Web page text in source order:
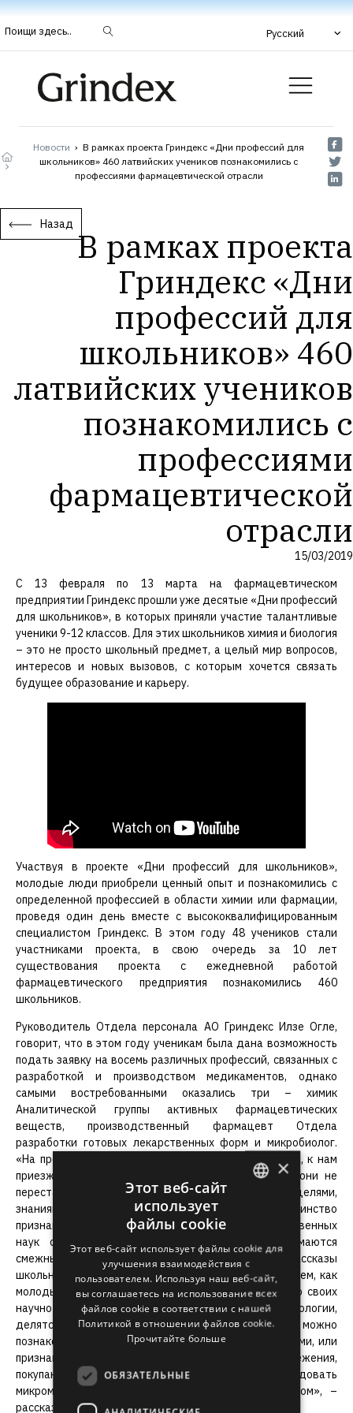
Поищи здесь.. Русский
Новости ›В рамках проекта Гриндекс «Дни профессий для
школьников» 460 латвийских учеников познакомились с
профессиями фармацевтической отрасли
Назад
В рамках проекта
Гриндекс «Дни
профессий для
школьников» 460
латвийских учеников
познакомились с
профессиями
фармацевтической
отрасли
15/03/2019
С 13 февраля по 13 марта на фармацевтическом
предприятии Гриндекс прошли уже десятые «Дни профессий
для школьников», в которых приняли участие талантливые
ученики 9-12 классов. Для этих школьников химия и биология
– это не просто школьный предмет, а целый мир вопросов,
интересов и новых вызовов, с которым хочется связать
будущее образование и карьеру.
Участвуя в проекте «Дни профессий для школьников»,
молодые люди приобрели ценный опыт и познакомились с
определенной профессией в области химии или фармации,
проведя один день вместе с высококвалифицированным
специалистом Гриндекс. В этом году 48 учеников стали
участниками проекта, в свою очередь за 10 лет
существования проекта с ежедневной работой
фармацевтического предприятия познакомились 460
школьников.
Руководитель Отдела персонала АО Гриндекс Илзе Огле,
говорит, что в этом году ученикам была дана возможность
подать заявку на восемь различных профессий, связанных с
разработкой и производством медикаментов, однако
самыми востребованными оказались три – химик
Аналитической группы активных фармацевтических
веществ, производственный фармацевт Отдела
разработки готовых лекарственных форм и микробиолог.
«На протяжении многих лет существования проекта, к нам
приезжали различные школьники, но каждый год они не
перестают нас удивлять – своей мотивацией и целями,
знаниями и способностями. Подавляющее большинство
признают, что глубокий интерес к изучению естественных
наук создают как члены семьи, которые занимаются
смежными профессиями, так и вдохновляющие рассказы
школьных учителей. Мы с радостью наблюдаем за тем, как
молодые люди с горящими глазами рассказывают о своих
научно-исследовательских работах по химии или биологии,
делятся опытом на каких Youtube каналах можно
познакомиться с самыми интересными экспериментами, или
признаются, что за накопленные летом сбережения,
покупают микроскоп, чтобы наблюдать и исследовать
микромир, который невиден невооруженным глазом», –
рассказывает Илзе Огле.
RUSSIAN
SPANISH
×
Этот веб-сайт
использует
файлы cookie
Этот веб-сайт использует файлы cookie для
улучшения взаимодействия с
пользователем. Используя наш веб-сайт,
вы соглашаетесь на использование всех
файлов cookie в соответствии с нашей
Политикой в ​​отношении файлов cookie.
Прочитайте больше
ОБЯЗАТЕЛЬНЫЕ